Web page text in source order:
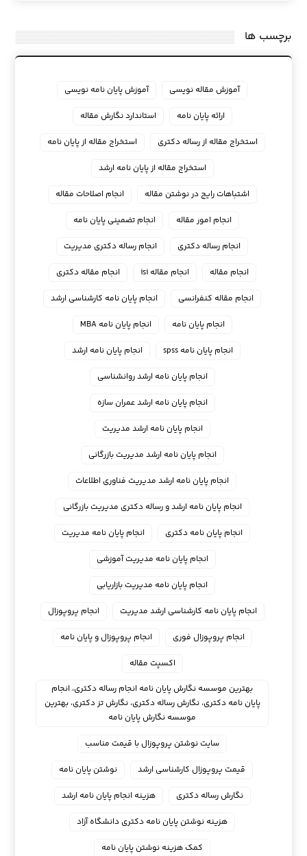
برچسب ها
آموزش مقاله نویسی
آموزش پایان نامه نویسی
ارائه پایان نامه
استاندارد نگارش مقاله
استخراج مقاله از رساله دکتری
استخراج مقاله از پایان نامه
استخراج مقاله از پایان نامه ارشد
اشتباهات رایج در نوشتن مقاله
انجام اصلاحات مقاله
انجام امور مقاله
انجام تضمینی پایان نامه
انجام رساله دکتری
انجام رساله دکتری مدیریت
انجام مقاله
انجام مقاله isi
انجام مقاله دکتری
انجام مقاله کنفرانسی
انجام پايان نامه كارشناسي ارشد
انجام پایان نامه
انجام پایان نامه MBA
انجام پایان نامه spss
انجام پایان نامه ارشد
انجام پایان نامه ارشد روانشناسی
انجام پایان نامه ارشد عمران سازه
انجام پایان نامه ارشد مدیریت
انجام پایان نامه ارشد مدیریت بازرگانی
انجام پایان نامه ارشد مدیریت فناوری اطلاعات
انجام پایان نامه ارشد و رساله دکتری مدیریت بازرگانی
انجام پایان نامه دکتری
انجام پایان نامه مدیریت
انجام پایان نامه مدیریت آموزشی
انجام پایان نامه مدیریت بازاریابی
انجام پایان نامه کارشناسی ارشد مدیریت
انجام پروپوزال
انجام پروپوزال فوری
انجام پروپوزال و پایان نامه
اکسپت مقاله
بهترین موسسه نگارش پایان نامه انجام رساله دکتری، انجام
پایان نامه دکتری، نگارش رساله دکتری، نگارش تز دکتری، بهترین
موسسه نگارش پایان نامه
سایت نوشتن پروپوزال با قیمت مناسب
قیمت پروپوزال کارشناسی ارشد
نوشتن پایان نامه
نگارش رساله دکتری
هزینه انجام پایان نامه ارشد
هزینه نوشتن پایان نامه دکتری دانشگاه آزاد
کمک هزینه نوشتن پایان نامه